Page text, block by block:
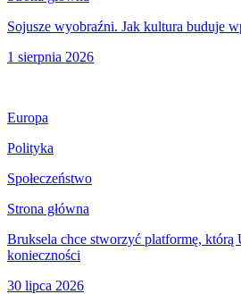
Sojusze wyobraźni. Jak kultura buduje
1 sierpnia 2026
Europa
Polityka
Społeczeństwo
Strona główna
Bruksela chce stworzyć platformę, którą
konieczności
30 lipca 2026